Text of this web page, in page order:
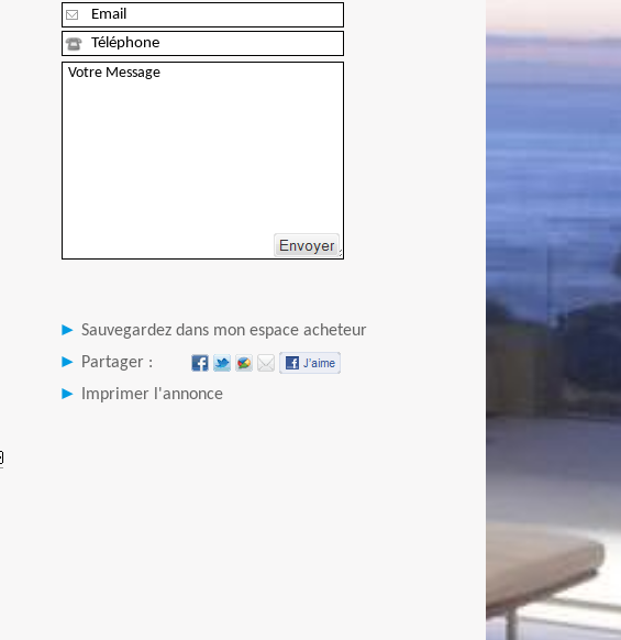
Sauvegardez dans mon espace acheteur
Partager :
Imprimer l'annonce